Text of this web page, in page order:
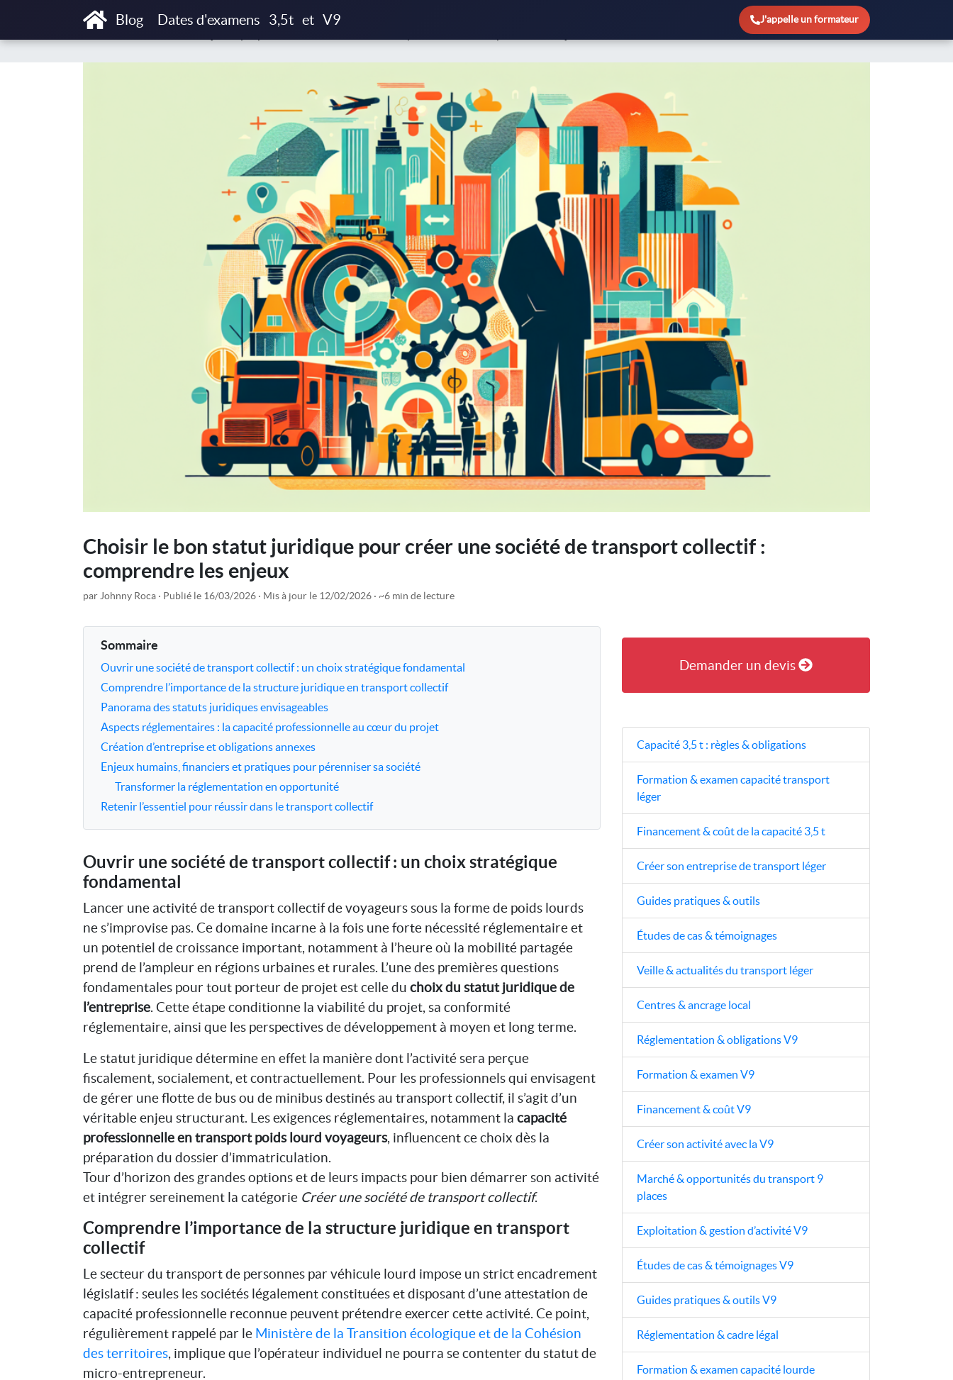
Blog Dates d'examens 3,5t et V9 J'appelle un formateur
Accueil Blog
Créer une société de transport collectif
Choisir le bon statut juridique pour créer une société de transport collectif :
comprendre les enjeux
par Johnny Roca Publié le 16/03/2026 Mis à jour le 12/02/2026 ~6 min de lecture
Sommaire
Ouvrir une société de transport collectif : un choix stratégique fondamental
Comprendre l’importance de la structure juridique en transport collectif
Panorama des statuts juridiques envisageables
Aspects réglementaires : la capacité professionnelle au cœur du projet
Création d’entreprise et obligations annexes
Enjeux humains, financiers et pratiques pour pérenniser sa société
Transformer la réglementation en opportunité
Retenir l’essentiel pour réussir dans le transport collectif
Ouvrir une société de transport collectif : un choix stratégique
fondamental
Lancer une activité de transport collectif de voyageurs sous la forme de poids lourds
ne s’improvise pas. Ce domaine incarne à la fois une forte nécessité réglementaire et
un potentiel de croissance important, notamment à l’heure où la mobilité partagée
prend de l’ampleur en régions urbaines et rurales. L’une des premières questions
fondamentales pour tout porteur de projet est celle du choix du statut juridique de
l’entreprise. Cette étape conditionne la viabilité du projet, sa conformité
réglementaire, ainsi que les perspectives de développement à moyen et long terme.
Le statut juridique détermine en effet la manière dont l’activité sera perçue
fiscalement, socialement, et contractuellement. Pour les professionnels qui envisagent
de gérer une flotte de bus ou de minibus destinés au transport collectif, il s’agit d’un
véritable enjeu structurant. Les exigences réglementaires, notamment la capacité
professionnelle en transport poids lourd voyageurs, influencent ce choix dès la
préparation du dossier d’immatriculation.
Tour d’horizon des grandes options et de leurs impacts pour bien démarrer son activité
et intégrer sereinement la catégorie Créer une société de transport collectif.
Comprendre l’importance de la structure juridique en transport
collectif
Le secteur du transport de personnes par véhicule lourd impose un strict encadrement
législatif : seules les sociétés légalement constituées et disposant d’une attestation de
capacité professionnelle reconnue peuvent prétendre exercer cette activité. Ce point,
régulièrement rappelé par le Ministère de la Transition écologique et de la Cohésion
des territoires, implique que l’opérateur individuel ne pourra se contenter du statut de
micro-entrepreneur.
Demander un devis
Capacité 3,5 t : règles & obligations
Formation & examen capacité transport
léger
Financement & coût de la capacité 3,5 t
Créer son entreprise de transport léger
Guides pratiques & outils
Études de cas & témoignages
Veille & actualités du transport léger
Centres & ancrage local
Réglementation & obligations V9
Formation & examen V9
Financement & coût V9
Créer son activité avec la V9
Marché & opportunités du transport 9
places
Exploitation & gestion d’activité V9
Études de cas & témoignages V9
Guides pratiques & outils V9
Réglementation & cadre légal
Formation & examen capacité lourde